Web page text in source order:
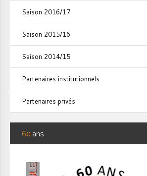
Saison 2016/17
Saison 2015/16
Saison 2014/15
Partenaires institutionnels
Partenaires privés
60 ans